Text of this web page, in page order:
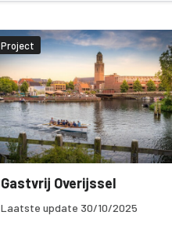
Project
Gastvrij Overijssel
Laatste update 30/10/2025